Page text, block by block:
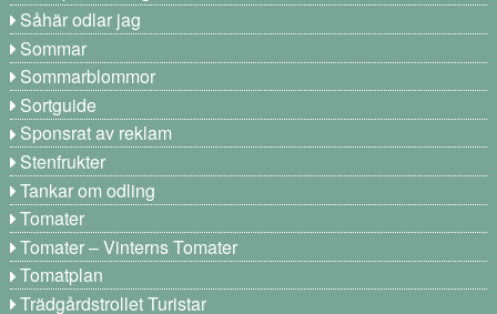
Såhär odlar jag
Sommar
Sommarblommor
Sortguide
Sponsrat av reklam
Stenfrukter
Tankar om odling
Tomater
Tomater – Vinterns Tomater
Tomatplan
Trädgårdstrollet Turistar